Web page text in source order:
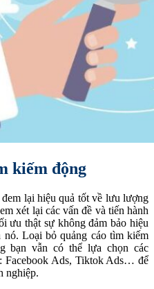
kiếm động
lại hiệu quả tốt về lưu lượng
xét lại các vấn đề và tiến hành
ưu thật sự không đảm bảo hiệu
Loại bỏ quảng cáo tìm kiếm
bạn vẫn có thể lựa chọn các
Facebook Ads, Tiktok Ads… để
nghiệp.